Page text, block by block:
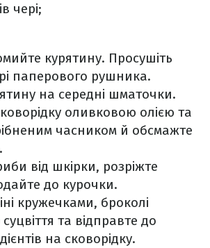
чері;
курятину. Просушіть
паперового рушника.
на середні шматочки.
оливковою олією та
часником й обсмажте
від шкірки, розріжте
до курочки.
кружечками, броколі
суцвіття та відправте до
на сковорідку.